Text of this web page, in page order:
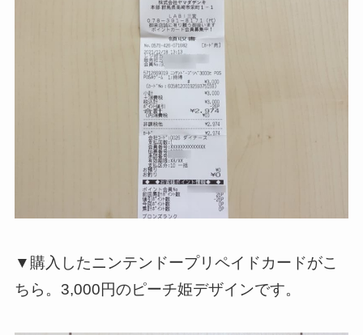
▼購入したニンテンドープリペイドカードがこ
ちら。3,000円のピーチ姫デザインです。